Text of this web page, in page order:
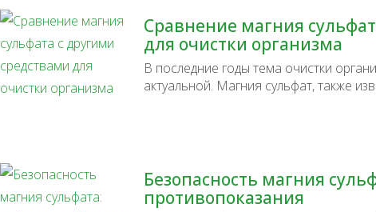
Сравнение магния
для очистки организма
В последние годы тема очистки
актуальной. Магния сульфат, также
Безопасность магния
противопоказания